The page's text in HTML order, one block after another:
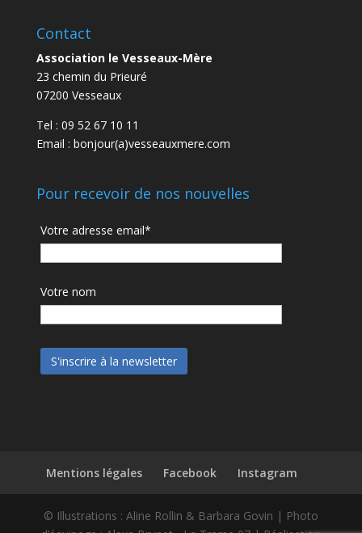
Contact
Association le Vesseaux-Mère
23 chemin du Prieuré
07200 Vesseaux
Tel : 09 52 67 10 11
Email : bonjour(a)vesseauxmere.com
Pour recevoir de nos nouvelles
Votre adresse email*
Votre nom
Mentions légales Facebook Instagram
© Illustrations : Aline Rollin & Barbara Govin | Photo